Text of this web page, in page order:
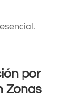
por
Zonas